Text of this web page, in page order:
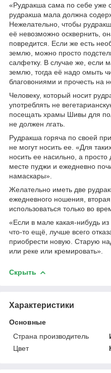
«Рудракша сама по себе уже
рудракша мала должна
Нежелательно, чтобы
её невозможно осквернить,
повредится. Если же есть
землю, можно просто
салфетку. В случае же, если
землю, тогда её надо омыть
благовониями и прочесть на
Человеку, который носит
употреблять не
посещать храмы Шивы для
не должен лгать.
Рудракша горяча по своей
не могут носить ее. «Для
носить ее насильно, а
месте пуджи и ежедневно
намаскары».
Желательно иметь две
ежедневного ношения,
использоваться только во
«Если в мале какая-нибудь
что-то ещё, лучше всего
приобрести новую. Старую
или реке или кремировать».
Скрыть
Характеристики
Основные
Страна производитель
Цвет